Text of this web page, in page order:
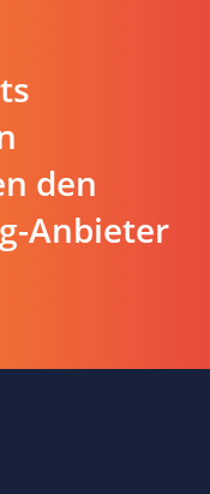
den
Anbieter